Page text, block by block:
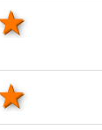
stars
stars